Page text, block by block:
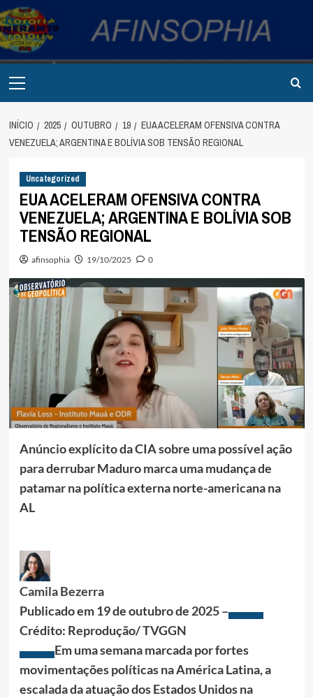
Avançar
para
o
conteúdo
Menu
INÍCIO 2025 OUTUBRO 19
EUA ACELERAM OFENSIVA CONTRA
VENEZUELA; ARGENTINA E BOLÍVIA SOB TENSÃO REGIONAL
Uncategorized
EUA ACELERAM OFENSIVA CONTRA
VENEZUELA; ARGENTINA E BOLÍVIA SOB
TENSÃO REGIONAL
afinsophia 19/10/2025 0
Anúncio explícito da CIA sobre uma possível ação
para derrubar Maduro marca uma mudança de
patamar na política externa norte-americana na
AL
Camila Bezerra
Publicado em19 de outubro de 2025 –
Crédito: Reprodução/ TVGGN
Em uma semana marcada por fortes
movimentações políticas na América Latina, a
escalada da atuação dos Estados Unidos na